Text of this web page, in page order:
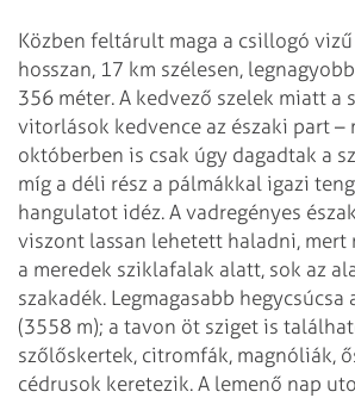
Közben feltárult maga a csillogó
hosszan, 17 km szélesen,
356 méter. A kedvező szelek miatt a
vitorlások kedvence az északi part –
októberben is csak úgy dagadtak a
míg a déli rész a pálmákkal igazi
hangulatot idéz. A vadregényes
viszont lassan lehetett haladni, mert
a meredek sziklafalak alatt, sok az
szakadék. Legmagasabb hegycsúcsa
(3558 m); a tavon öt sziget is
szőlőskertek, citromfák, magnóliák,
cédrusok keretezik. A lemenő nap